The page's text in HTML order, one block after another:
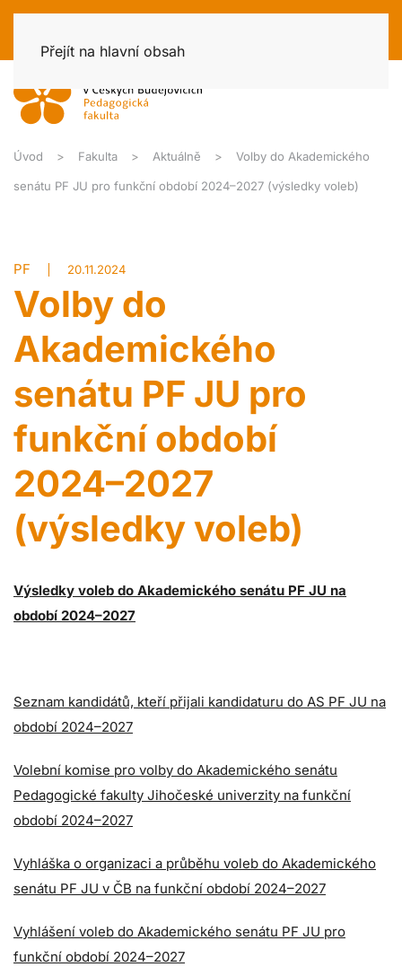
Přejít na hlavní obsah
Úvod Fakulta Aktuálně Volby do Akademického
senátu PF JU pro funkční období 2024–2027 (výsledky voleb)
PF 20.11.2024
Volby do
Akademického
senátu PF JU pro
funkční období
2024–2027
(výsledky voleb)
Výsledky voleb do Akademického senátu PF JU na
období 2024–2027
Seznam kandidátů, kteří přijali kandidaturu do AS PF JU na
období 2024–2027
Volební komise pro volby do Akademického senátu
Pedagogické fakulty Jihočeské univerzity na funkční
období 2024–2027
Vyhláška o organizaci a průběhu voleb do Akademického
senátu PF JU v ČB na funkční období 2024–2027
Vyhlášení voleb do Akademického senátu PF JU pro
funkční období 2024–2027